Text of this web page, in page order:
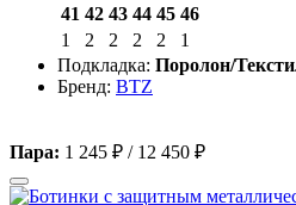
41 42 43 44 45 46
1
2 2 2 2
1
Подкладка: Поролон/
Бренд: BTZ
Пара: 1 245 ₽ / 12 450 ₽